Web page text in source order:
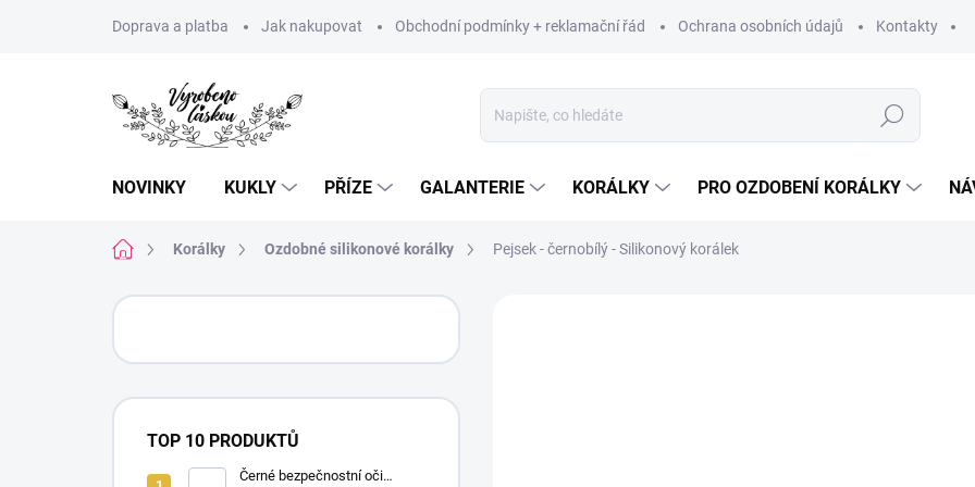
Doprava a platba Jak nakupovat Obchodní podmínky + reklamační řád Ochrana osobních údajů Kontakty
Hledat
NOVINKY KUKLY PŘÍZE GALANTERIE KORÁLKY PRO OZDOBENÍ KORÁLKY
Domů Korálky Ozdobné silikonové korálky Pejsek - černobílý - Silikonový korálek
P
s
r
TOP 10 PRODUKTŮ
Černé bezpečnostní oči